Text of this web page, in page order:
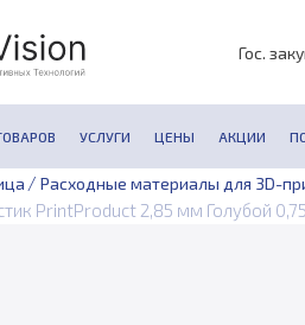
Гос.
УСЛУГИ ЦЕНЫ АКЦИИ
/ Расходные материалы для 3D-
PrintProduct 2,85 мм Голубой